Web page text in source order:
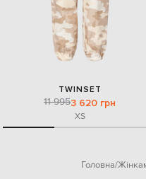
TWINSET
11 9953 620 грн
XS
Головна